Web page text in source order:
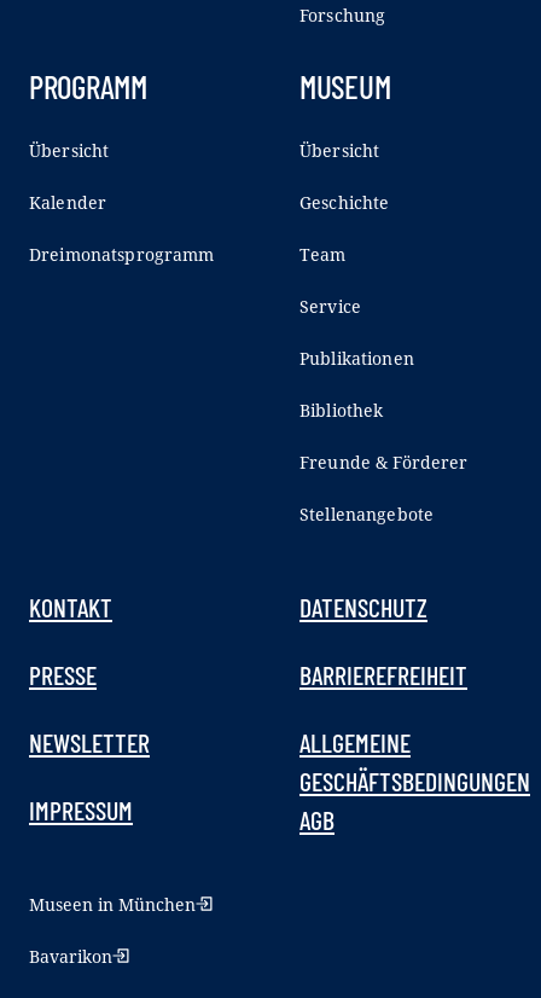
Forschung
PROGRAMM
Übersicht
Kalender
Dreimonatsprogramm
MUSEUM
Übersicht
Geschichte
Team
Service
Publikationen
Bibliothek
Freunde & Förderer
Stellenangebote
KONTAKT
PRESSE
NEWSLETTER
IMPRESSUM
DATENSCHUTZ
BARRIEREFREIHEIT
ALLGEMEINE
GESCHÄFTSBEDINGUNGEN
AGB
Museen in München
Bavarikon